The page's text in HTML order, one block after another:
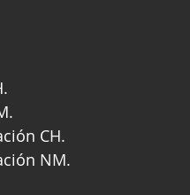
CH.
NM.